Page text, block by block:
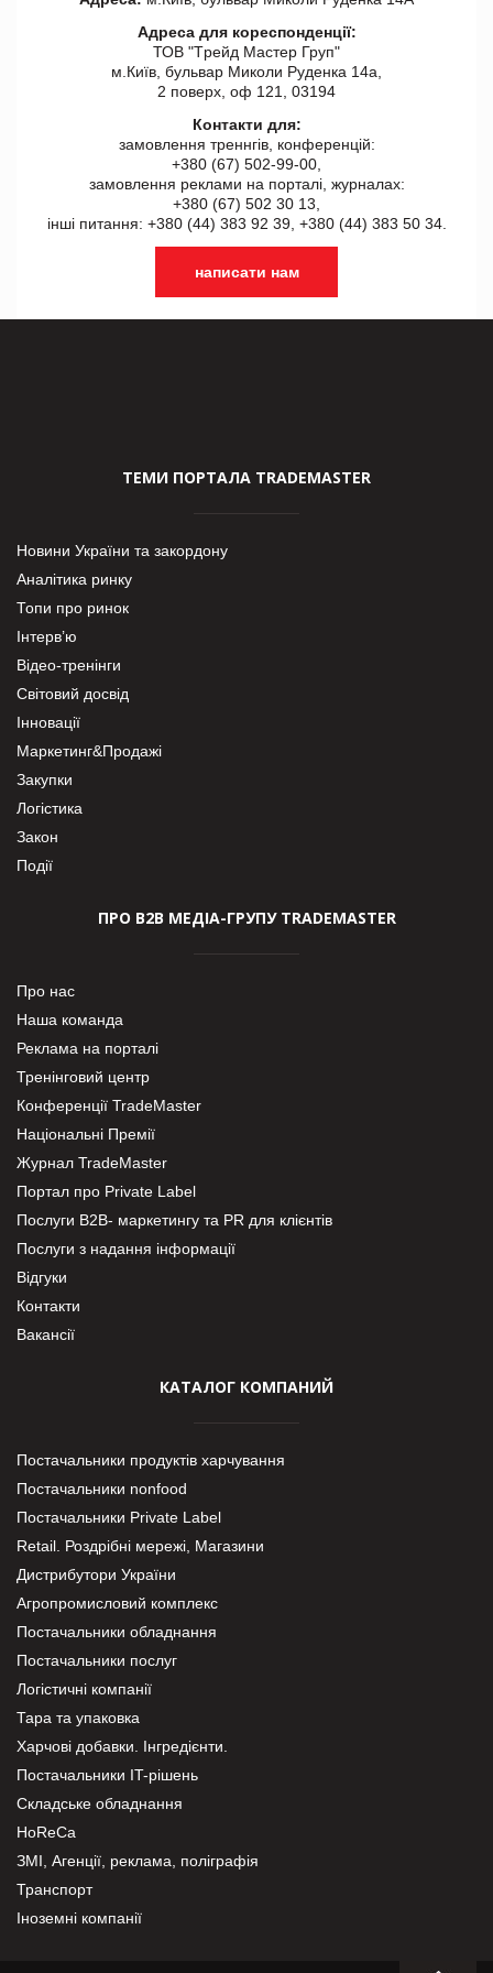
Адреса для кореспонденції:
ТОВ "Tрейд Мастер Груп"
м.Київ, бульвар Миколи Руденка 14а,
2 поверх, оф 121, 03194
Контакти для:
замовлення треннгів, конференцій:
+380 (67) 502-99-00,
замовлення реклами на порталі, журналах:
+380 (67) 502 30 13,
інші питання: +380 (44) 383 92 39, +380 (44) 383 50 34.
написати нам
ТЕМИ ПОРТАЛА TRADEMASTER
Новини України та закордону
Аналітика ринку
Топи про ринок
Інтерв’ю
Відео-тренінги
Світовий досвід
Інновації
Маркетинг&Продажі
Закупки
Логістика
Закон
Події
ПРО В2В МЕДІА-ГРУПУ TRADEMASTER
Про нас
Наша команда
Реклама на порталі
Тренінговий центр
Конференції TradeMaster
Національні Премії
Журнал TradeMaster
Портал про Private Label
Послуги В2В- маркетингу та PR для клієнтів
Послуги з надання інформації
Відгуки
Контакти
Вакансії
КАТАЛОГ КОМПАНИЙ
Постачальники продуктів харчування
Постачальники nonfood
Постачальники Private Label
Retail. Роздрібні мережі, Магазини
Дистрибутори України
Агропромисловий комплекс
Постачальники обладнання
Постачальники послуг
Логістичні компанії
Тара та упаковка
Харчові добавки. Інгредієнти.
Постачальники IT-рішень
Складське обладнання
HoReCa
ЗМІ, Агенції, реклама, поліграфія
Транспорт
Іноземні компанії